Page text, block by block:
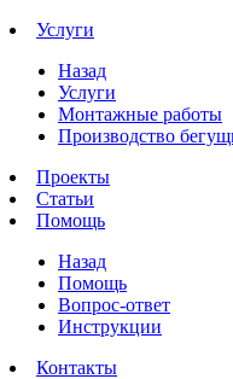
Услуги
Назад
Услуги
Монтажные работы
Производство
Проекты
Статьи
Помощь
Назад
Помощь
Вопрос-ответ
Инструкции
Контакты